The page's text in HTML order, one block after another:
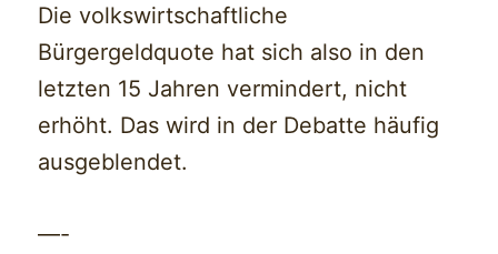
Die volkswirtschaftliche
Bürgergeldquote hat sich also in den
letzten 15 Jahren vermindert, nicht
erhöht. Das wird in der Debatte häufig
ausgeblendet.
—-